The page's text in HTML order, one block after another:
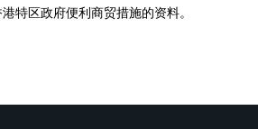
特区政府便利商贸措施的资料。